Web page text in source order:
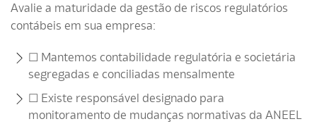
Avalie a maturidade da gestão de riscos regulatórios
contábeis em sua empresa:
☐ Mantemos contabilidade regulatória e societária
segregadas e conciliadas mensalmente
☐ Existe responsável designado para
monitoramento de mudanças normativas da ANEEL